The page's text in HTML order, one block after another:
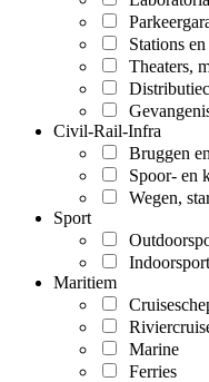
Stations
Theaters,
Civil-Rail-Infra
Bruggen
Spoor- en
Wegen,
Sport
Indoorsport
Maritiem
Marine
Ferries